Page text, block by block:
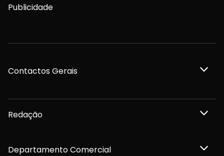
Publicidade
Contactos Gerais
Redação
Departamento Comercial